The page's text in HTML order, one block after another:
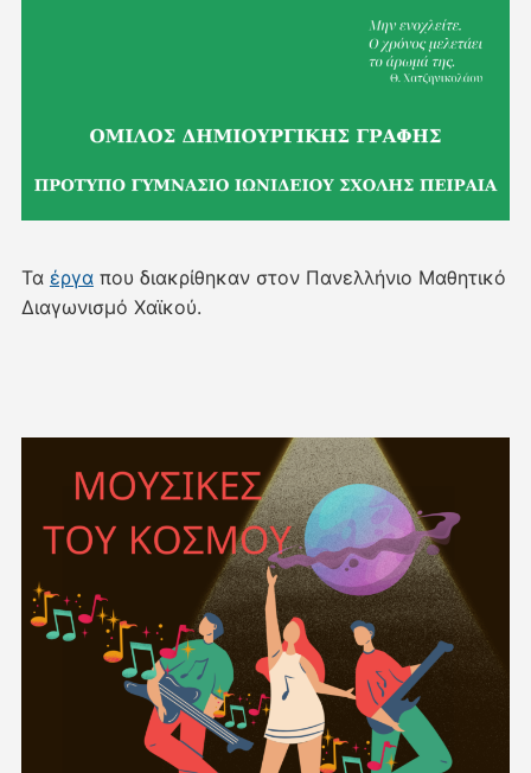
Τα έργαπου διακρίθηκαν στον Πανελλήνιο Μαθητικό
Διαγωνισμό Χαϊκού.